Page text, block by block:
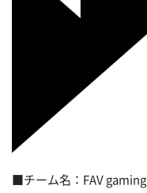
■チーム名：FAV gaming